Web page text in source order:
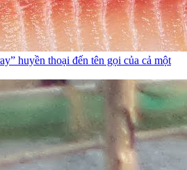
huyền thoại đến tên gọi của cả một